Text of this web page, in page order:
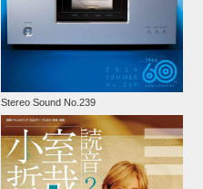
Stereo Sound No.239